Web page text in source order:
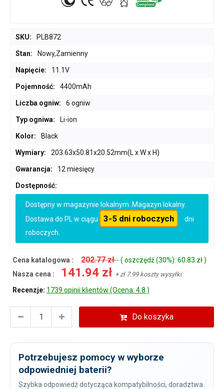
SKU: PLB872
Stan: Nowy,Zamienny
Napięcie: 11.1V
Pojemność: 4400mAh
Liczba ogniw: 6 ogniw
Typ ogniwa: Li-ion
Kolor: Black
Wymiary: 203.63x50.81x20.52mm(L x W x H)
Gwarancja: 12 miesięcy
Dostępność:
Dostępny w magazynie lokalnym: Magazyn lokalny.
Dostawa do PL w ciągu
3-5 dni roboczych
dni
roboczych.
Cena katalogowa : 202.77 zł- ( oszczędź (30%): 60.83 zł )
Nasza cena :
141.94 zł + zł 7.99 koszty wysyłki
Recenzje: 1739 opinii klientów (Ocena: 4.8 )
Do koszyka
Potrzebujesz pomocy w wyborze
odpowiedniej baterii?
Szybka odpowiedź dotycząca kompatybilności, doradztwa